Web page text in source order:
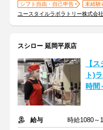
シフト自由・自己申告
未経験
ユースタイルラボラトリー株式会
スシロー 延岡平原店
【
ト)
時間
給与
時給1080